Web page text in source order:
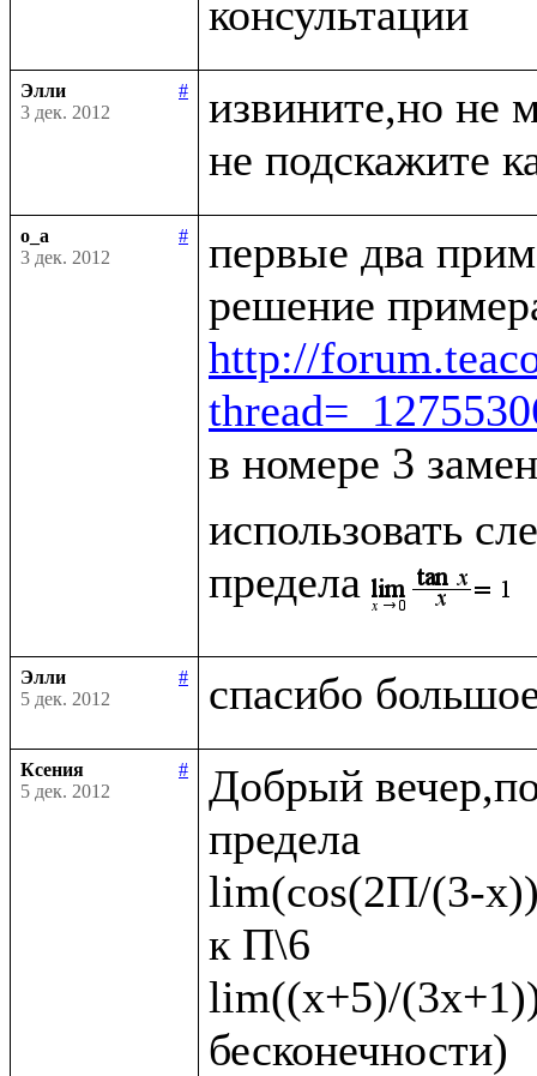
Элли
#
3 дек. 2012
извините,но не
o_a
#
3 дек. 2012
первые два
http://
в номере 3
использовать
предела
Элли
#
5 дек. 2012
Ксения
#
5 дек. 2012
Добрый
предела
lim(cos(2П/(3-
к П\6
lim((х+5)/
бесконечности)